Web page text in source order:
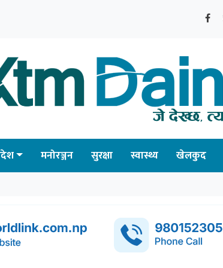
मनोरञ्जन सुरक्षा स्वास्थ्य खेलकुद